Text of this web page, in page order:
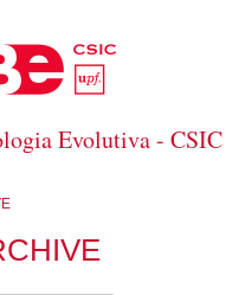
principal
Evolutiva -